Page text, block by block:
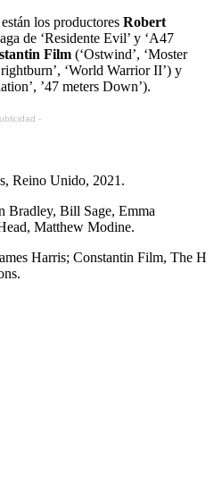
los productores Robert
de ‘Residente Evil’ y ‘A47
Film (‘Ostwind’, ‘Moster
‘World Warrior II’) y
’47 meters Down’).
-
Reino Unido, 2021.
Bradley, Bill Sage, Emma
Matthew Modine.
Harris; Constantin Film, The H